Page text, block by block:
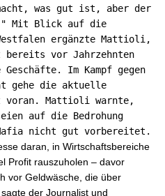
was gut ist, aber der
Mit Blick auf die
ergänzte Mattioli,
vor Jahrzehnten
Geschäfte. Im Kampf gegen
gehe die aktuelle
voran. Mattioli warnte,
auf die Bedrohung
nicht gut vorbereitet.
daran, in Wirtschaftsbereiche
Profit rauszuholen – davor
vor Geldwäsche, die über
der Journalist und